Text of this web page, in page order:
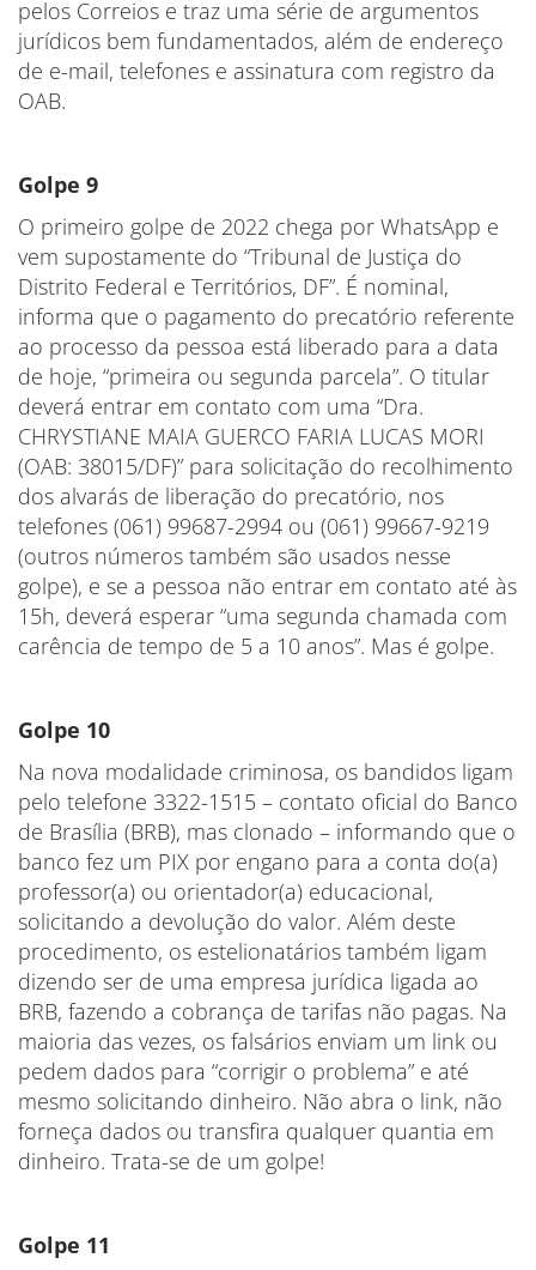
pelos Correios e traz uma série de argumentos
jurídicos bem fundamentados, além de endereço
de e-mail, telefones e assinatura com registro da
OAB.
Golpe 9
O primeiro golpe de 2022 chega por WhatsApp e
vem supostamente do “Tribunal de Justiça do
Distrito Federal e Territórios, DF”. É nominal,
informa que o pagamento do precatório referente
ao processo da pessoa está liberado para a data
de hoje, “primeira ou segunda parcela”. O titular
deverá entrar em contato com uma “Dra.
CHRYSTIANE MAIA GUERCO FARIA LUCAS MORI
(OAB: 38015/DF)” para solicitação do recolhimento
dos alvarás de liberação do precatório, nos
telefones (061) 99687-2994 ou (061) 99667-9219
(outros números também são usados nesse
golpe), e se a pessoa não entrar em contato até às
15h, deverá esperar “uma segunda chamada com
carência de tempo de 5 a 10 anos”. Mas é golpe.
Golpe 10
Na nova modalidade criminosa, os bandidos ligam
pelo telefone 3322-1515 – contato oficial do Banco
de Brasília (BRB), mas clonado – informando que o
banco fez um PIX por engano para a conta do(a)
professor(a) ou orientador(a) educacional,
solicitando a devolução do valor. Além deste
procedimento, os estelionatários também ligam
dizendo ser de uma empresa jurídica ligada ao
BRB, fazendo a cobrança de tarifas não pagas. Na
maioria das vezes, os falsários enviam um link ou
pedem dados para “corrigir o problema” e até
mesmo solicitando dinheiro. Não abra o link, não
forneça dados ou transfira qualquer quantia em
dinheiro. Trata-se de um golpe!
Golpe 11